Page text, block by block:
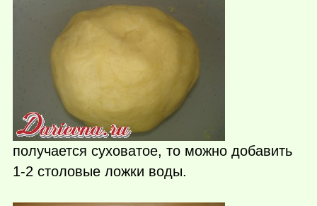
получается суховатое, то можно добавить
1-2 столовые ложки воды.